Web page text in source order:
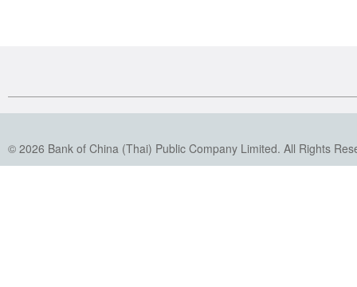
© 2026 Bank of China (Thai) Public Company Limited. All Rights